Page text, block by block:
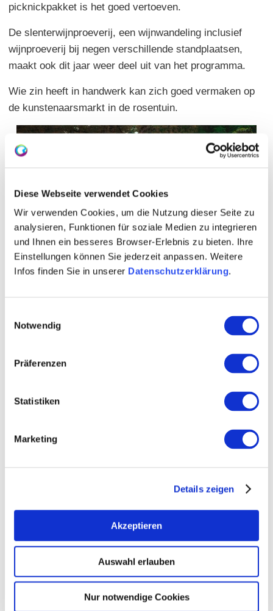
Diese Webseite verwendet Cookies
Wir verwenden Cookies, um die Nutzung dieser Seite zu
analysieren, Funktionen für soziale Medien zu integrieren
und Ihnen ein besseres Browser-Erlebnis zu bieten. Ihre
Einstellungen können Sie jederzeit anpassen. Weitere
Infos finden Sie in unserer Datenschutzerklärung.
Notwendig
Präferenzen
Statistiken
Marketing
Details zeigen
Akzeptieren
Auswahl erlauben
Nur notwendige Cookies
picknickpakket is het goed vertoeven.
De slenterwijnproeverij, een wijnwandeling inclusief
wijnproeverij bij negen verschillende standplaatsen,
maakt ook dit jaar weer deel uit van het programma.
Wie zin heeft in handwerk kan zich goed vermaken op
de kunstenaarsmarkt in de rosentuin.
+ 1 meer
WEITERE INFOS & DOWNLOADS
Weitere Veranstaltungen in der Nähe